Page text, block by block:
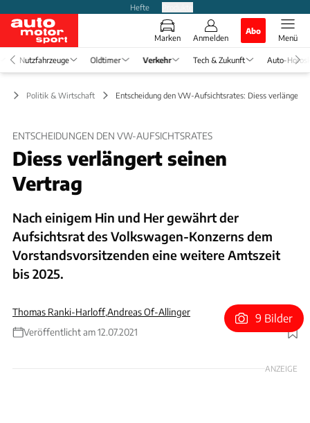
Hefte
Marken Anmelden
Abo
Menü
Nutzfahrzeuge Oldtimer Verkehr Tech & Zukunft Auto-
Politik & Wirtschaft Entscheidung den VW-Aufsichtsrates: Diess verlängert
ENTSCHEIDUNGEN DEN VW-AUFSICHTSRATES
Diess verlängert seinen
Vertrag
Nach einigem Hin und Her gewährt der
Aufsichtsrat des Volkswagen-Konzerns dem
Vorstandsvorsitzenden eine weitere Amtszeit
bis 2025.
Thomas Ranki-Harloff,Andreas Of-Allinger
Veröffentlicht am 12.07.2021
Foto: Volkswagen AG
9 Bilder
ANZEIGE